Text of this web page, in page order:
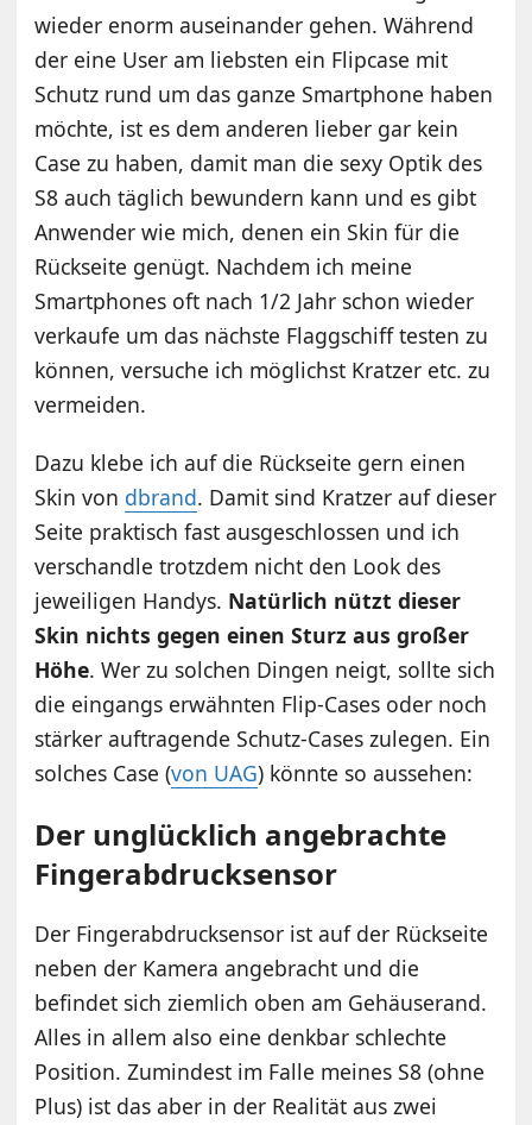
wieder enorm auseinander gehen. Während
der eine User am liebsten ein Flipcase mit
Schutz rund um das ganze Smartphone haben
möchte, ist es dem anderen lieber gar kein
Case zu haben, damit man die sexy Optik des
S8 auch täglich bewundern kann und es gibt
Anwender wie mich, denen ein Skin für die
Rückseite genügt. Nachdem ich meine
Smartphones oft nach 1/2 Jahr schon wieder
verkaufe um das nächste Flaggschiff testen zu
können, versuche ich möglichst Kratzer etc. zu
vermeiden.
Dazu klebe ich auf die Rückseite gern einen
Skin von dbrand. Damit sind Kratzer auf dieser
Seite praktisch fast ausgeschlossen und ich
verschandle trotzdem nicht den Look des
jeweiligen Handys. Natürlich nützt dieser
Skin nichts gegen einen Sturz aus großer
Höhe. Wer zu solchen Dingen neigt, sollte sich
die eingangs erwähnten Flip-Cases oder noch
stärker auftragende Schutz-Cases zulegen. Ein
solches Case (von UAG) könnte so aussehen:
Der unglücklich angebrachte
Fingerabdrucksensor
Der Fingerabdrucksensor ist auf der Rückseite
neben der Kamera angebracht und die
befindet sich ziemlich oben am Gehäuserand.
Alles in allem also eine denkbar schlechte
Position. Zumindest im Falle meines S8 (ohne
Plus) ist das aber in der Realität aus zwei